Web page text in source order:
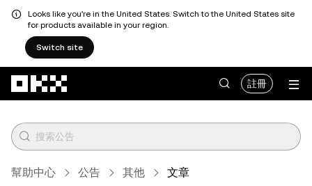
Looks like you're in the United States. Switch to the United States site
for products available in your region.
Switch site
註冊
幫助中心 公告 其他 文章